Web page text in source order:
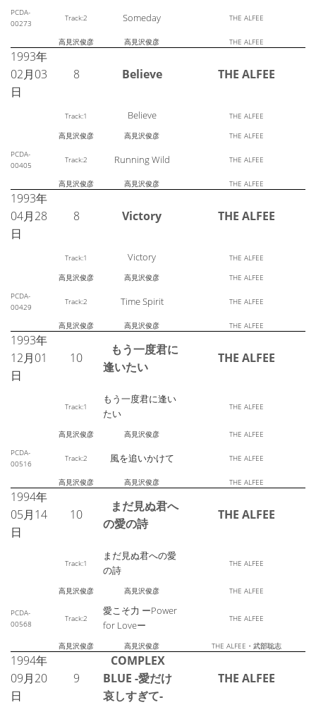
PCDA-
00273
Track:2 Someday THE ALFEE
高見沢俊彦 高見沢俊彦 THE ALFEE
1993年
02月03
日
8 Believe THE ALFEE
Track:1 Believe THE ALFEE
高見沢俊彦 高見沢俊彦
THE ALFEE
PCDA-
00405
Track:2 Running Wild THE ALFEE
高見沢俊彦 高見沢俊彦 THE ALFEE
1993年
04月28
日
8 Victory THE ALFEE
Track:1 Victory THE ALFEE
高見沢俊彦 高見沢俊彦
THE ALFEE
PCDA-
00429
Track:2 Time Spirit THE ALFEE
高見沢俊彦 高見沢俊彦 THE ALFEE
1993年
12月01
日
10
もう一度君に
逢いたい
THE ALFEE
Track:1
もう一度君に逢い
たい
THE ALFEE
高見沢俊彦 高見沢俊彦
THE ALFEE
PCDA-
00516
Track:2 風を追いかけて THE ALFEE
高見沢俊彦 高見沢俊彦 THE ALFEE
1994年
05月14
日
10
まだ見ぬ君へ
の愛の詩
THE ALFEE
Track:1
まだ見ぬ君への愛
の詩
THE ALFEE
高見沢俊彦 高見沢俊彦 THE ALFEE
PCDA-
00568
Track:2
愛こそ力 ーPower
for Loveー
THE ALFEE
高見沢俊彦 高見沢俊彦 THE ALFEE・武部聡志
1994年
09月20
日
9
COMPLEX
BLUE -愛だけ
哀しすぎて-
THE ALFEE